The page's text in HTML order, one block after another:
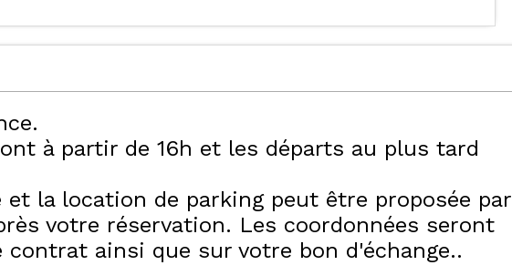
à partir de 16h et les départs au plus tard
et la location de parking peut être proposée par
votre réservation. Les coordonnées seront
ainsi que sur votre bon d'échange.